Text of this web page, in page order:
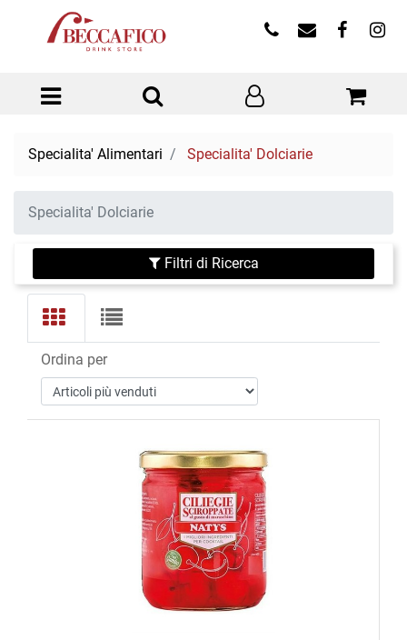
Open menu
Specialita' Alimentari Specialita' Dolciarie
Specialita' Dolciarie
Filtri di Ricerca
Ordina per